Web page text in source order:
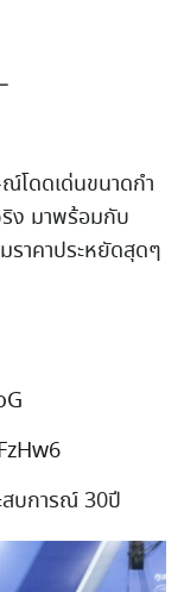
โดดเด่นขนาดกำ
ง มาพร้อมกับ
ราคาประหยัดสุดๆ
สบการณ์ 30ปี